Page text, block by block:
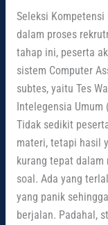
Seleksi Kompetensi
dalam proses
tahap ini, peserta
sistem Computer
subtes, yaitu Tes
Intelegensia
Tidak sedikit
materi, tetapi hasil
kurang tepat
soal. Ada yang
yang panik
berjalan. Padahal,